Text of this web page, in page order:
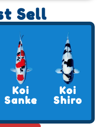
Sell
Koi
Sanke
Koi
Shiro